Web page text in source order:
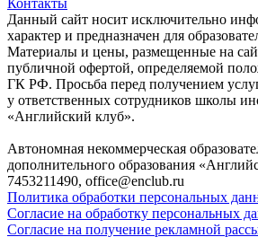
Данный сайт носит исключительно
характер и предназначен для
Материалы и цены, размещенные на
публичной офертой, определяемой
ГК РФ. Просьба перед получением
у ответственных сотрудников школы
«Английский клуб».
Автономная некоммерческая
дополнительного образования
7453211490, office@enclub.ru
Политика обработки персональных
Согласие на обработку персональных
Согласие на получение рекламной